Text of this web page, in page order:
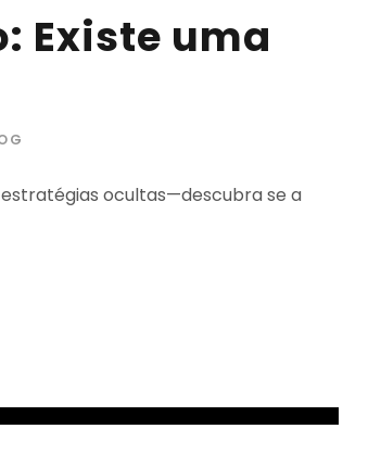
Existe uma
ocultas—descubra se a